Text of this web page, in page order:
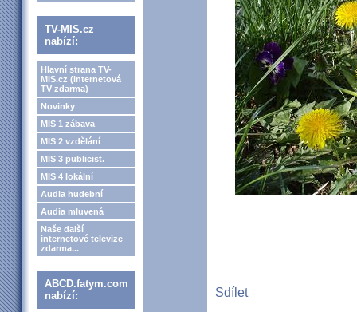
TV-MIS.cz
nabízí:
Hlavní strana TV-
MIS.cz (internetová
TV zdarma)
Novinky
MIS 1 zábava
MIS 2 vzdělání
MIS 3 publicist.
MIS 4 lokální
Audia hudební
Audia mluvená
Naše další
internetové televize
zdarma...
ABCD.fatym.com
nabízí:
Sdílet